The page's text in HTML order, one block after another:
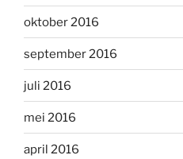
oktober 2016
september 2016
juli 2016
mei 2016
april 2016